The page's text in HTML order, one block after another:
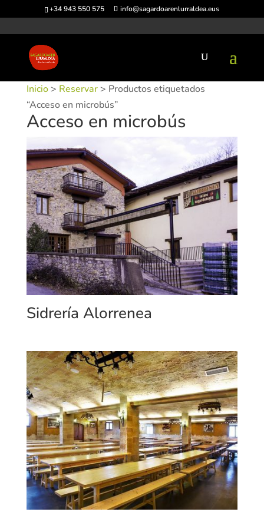
+34 943 550 575 info@sagardoarenlurraldea.eus
Inicio> Reservar> Productos etiquetados
“Acceso en microbús”
Acceso en microbús
Sidrería Alorrenea